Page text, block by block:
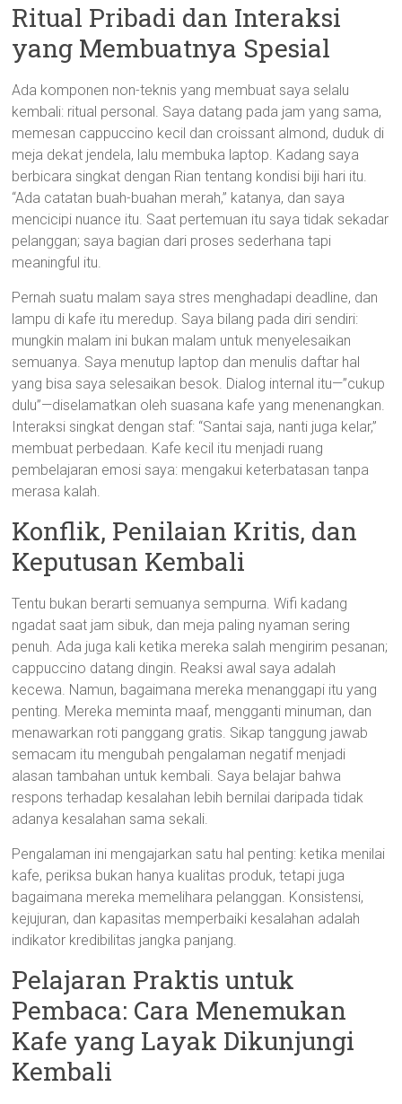
Ritual Pribadi dan Interaksi
yang Membuatnya Spesial
Ada komponen non-teknis yang membuat saya selalu
kembali: ritual personal. Saya datang pada jam yang sama,
memesan cappuccino kecil dan croissant almond, duduk di
meja dekat jendela, lalu membuka laptop. Kadang saya
berbicara singkat dengan Rian tentang kondisi biji hari itu.
“Ada catatan buah-buahan merah,” katanya, dan saya
mencicipi nuance itu. Saat pertemuan itu saya tidak sekadar
pelanggan; saya bagian dari proses sederhana tapi
meaningful itu.
Pernah suatu malam saya stres menghadapi deadline, dan
lampu di kafe itu meredup. Saya bilang pada diri sendiri:
mungkin malam ini bukan malam untuk menyelesaikan
semuanya. Saya menutup laptop dan menulis daftar hal
yang bisa saya selesaikan besok. Dialog internal itu—”cukup
dulu”—diselamatkan oleh suasana kafe yang menenangkan.
Interaksi singkat dengan staf: “Santai saja, nanti juga kelar,”
membuat perbedaan. Kafe kecil itu menjadi ruang
pembelajaran emosi saya: mengakui keterbatasan tanpa
merasa kalah.
Konflik, Penilaian Kritis, dan
Keputusan Kembali
Tentu bukan berarti semuanya sempurna. Wifi kadang
ngadat saat jam sibuk, dan meja paling nyaman sering
penuh. Ada juga kali ketika mereka salah mengirim pesanan;
cappuccino datang dingin. Reaksi awal saya adalah
kecewa. Namun, bagaimana mereka menanggapi itu yang
penting. Mereka meminta maaf, mengganti minuman, dan
menawarkan roti panggang gratis. Sikap tanggung jawab
semacam itu mengubah pengalaman negatif menjadi
alasan tambahan untuk kembali. Saya belajar bahwa
respons terhadap kesalahan lebih bernilai daripada tidak
adanya kesalahan sama sekali.
Pengalaman ini mengajarkan satu hal penting: ketika menilai
kafe, periksa bukan hanya kualitas produk, tetapi juga
bagaimana mereka memelihara pelanggan. Konsistensi,
kejujuran, dan kapasitas memperbaiki kesalahan adalah
indikator kredibilitas jangka panjang.
Pelajaran Praktis untuk
Pembaca: Cara Menemukan
Kafe yang Layak Dikunjungi
Kembali